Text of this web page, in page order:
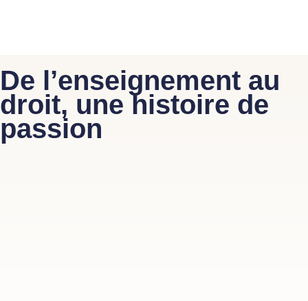
De l’enseignement au
droit, une histoire de
passion